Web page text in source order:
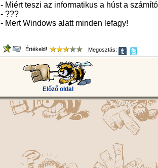
- Miért teszi az informatikus a húst a
- ???
- Mert Windows alatt minden lefagy!
Értékeld! Megosztás:
Előző oldal